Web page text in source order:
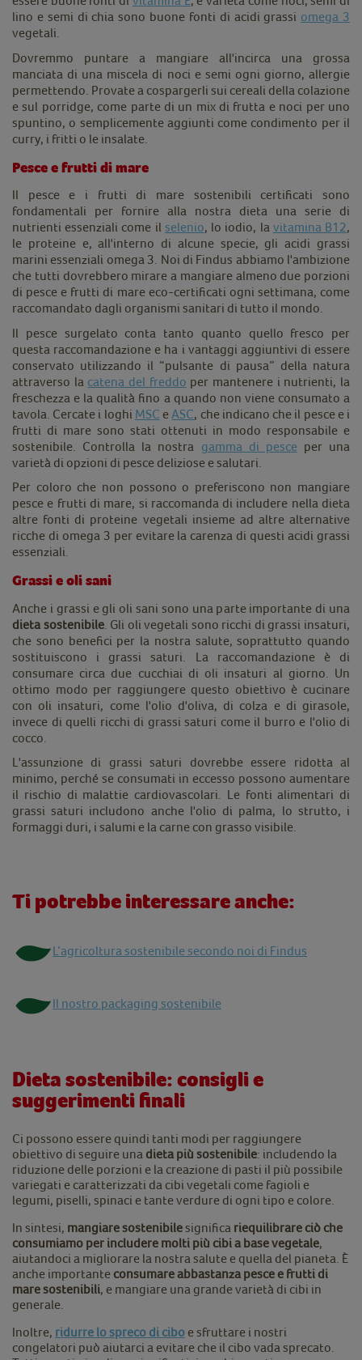
lino e semi di chia sono buone fonti di acidi grassi omega 3
vegetali.
Dovremmo puntare a mangiare all'incirca una grossa
manciata di una miscela di noci e semi ogni giorno, allergie
permettendo. Provate a cospargerli sui cereali della colazione
e sul porridge, come parte di un mix di frutta e noci per uno
spuntino, o semplicemente aggiunti come condimento per il
curry, i fritti o le insalate.
Pesce e frutti di mare
Il pesce e i frutti di mare sostenibili certificati sono
fondamentali per fornire alla nostra dieta una serie di
nutrienti essenziali come il selenio, lo iodio, la vitamina B12,
le proteine e, all'interno di alcune specie, gli acidi grassi
marini essenziali omega 3. Noi di Findus abbiamo l'ambizione
che tutti dovrebbero mirare a mangiare almeno due porzioni
di pesce e frutti di mare eco-certificati ogni settimana, come
raccomandato dagli organismi sanitari di tutto il mondo.
Il pesce surgelato conta tanto quanto quello fresco per
questa raccomandazione e ha i vantaggi aggiuntivi di essere
conservato utilizzando il “pulsante di pausa” della natura
attraverso la catena del freddo per mantenere i nutrienti, la
freschezza e la qualità fino a quando non viene consumato a
tavola. Cercate i loghi MSC e ASC, che indicano che il pesce e i
frutti di mare sono stati ottenuti in modo responsabile e
sostenibile. Controlla la nostra gamma di pesce per una
varietà di opzioni di pesce deliziose e salutari.
Per coloro che non possono o preferiscono non mangiare
pesce e frutti di mare, si raccomanda di includere nella dieta
altre fonti di proteine vegetali insieme ad altre alternative
ricche di omega 3 per evitare la carenza di questi acidi grassi
essenziali.
Grassi e oli sani
Anche i grassi e gli oli sani sono una parte importante di una
dieta sostenibile. Gli oli vegetali sono ricchi di grassi insaturi,
che sono benefici per la nostra salute, soprattutto quando
sostituiscono i grassi saturi. La raccomandazione è di
consumare circa due cucchiai di oli insaturi al giorno. Un
ottimo modo per raggiungere questo obiettivo è cucinare
con oli insaturi, come l'olio d'oliva, di colza e di girasole,
invece di quelli ricchi di grassi saturi come il burro e l'olio di
cocco.
L'assunzione di grassi saturi dovrebbe essere ridotta al
minimo, perché se consumati in eccesso possono aumentare
il rischio di malattie cardiovascolari. Le fonti alimentari di
grassi saturi includono anche l'olio di palma, lo strutto, i
formaggi duri, i salumi e la carne con grasso visibile.
Ti potrebbe interessare anche:
L’agricoltura sostenibile secondo noi di Findus
Il nostro packaging sostenibile
Dieta sostenibile: consigli e
suggerimenti finali
Ci possono essere quindi tanti modi per raggiungere
obiettivo di seguire una dieta più sostenibile: includendo la
riduzione delle porzioni e la creazione di pasti il più possibile
variegati e caratterizzati da cibi vegetali come fagioli e
legumi, piselli, spinaci e tante verdure di ogni tipo e colore.
In sintesi, mangiare sostenibilesignifica riequilibrare ciò che
consumiamo per includere molti più cibi a base vegetale,
aiutandoci a migliorare la nostra salute e quella del pianeta. È
anche importante consumare abbastanza pesce e frutti di
mare sostenibili, e mangiare una grande varietà di cibi in
generale.
Inoltre, ridurre lo spreco di cibo e sfruttare i nostri
congelatori può aiutarci a evitare che il cibo vada sprecato.